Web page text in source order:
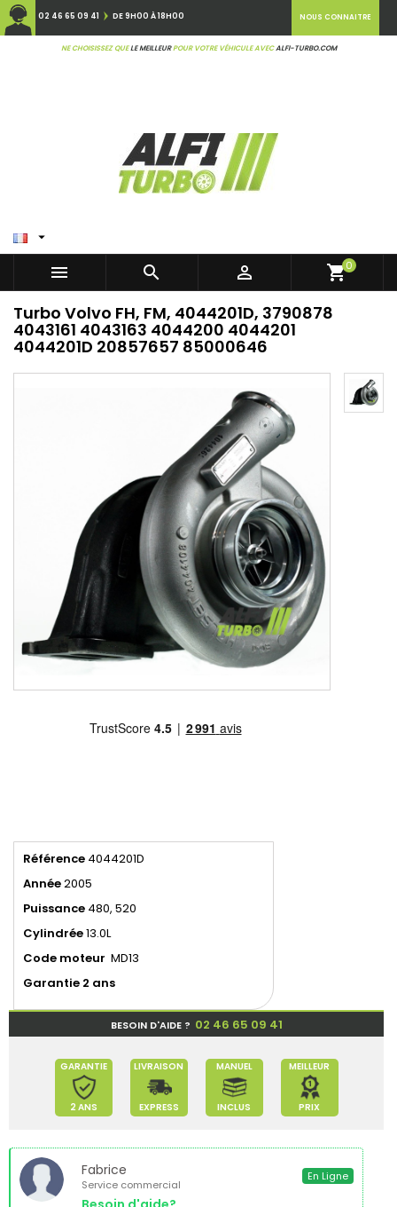
02 46 65 09 41 DE 9H00 À 18H00
NE CHOISISSEZ QUELE MEILLEURPOUR VOTRE VÉHICULE AVECALFI-TURBO.COM
NOUS CONNAITRE

   shopping_cart0
Turbo Volvo FH, FM, 4044201D, 3790878
4043161 4043163 4044200 4044201
4044201D 20857657 85000646
Référence 4044201D
Année2005
Puissance 480, 520
Cylindrée13.0L
Code moteur MD13
Garantie 2 ans
BESOIN D'AIDE ? 02 46 65 09 41
GARANTIE
2 ANS
LIVRAISON
EXPRESS
MANUEL
INCLUS
MEILLEUR
PRIX
Fabrice
Service commercial
En Ligne